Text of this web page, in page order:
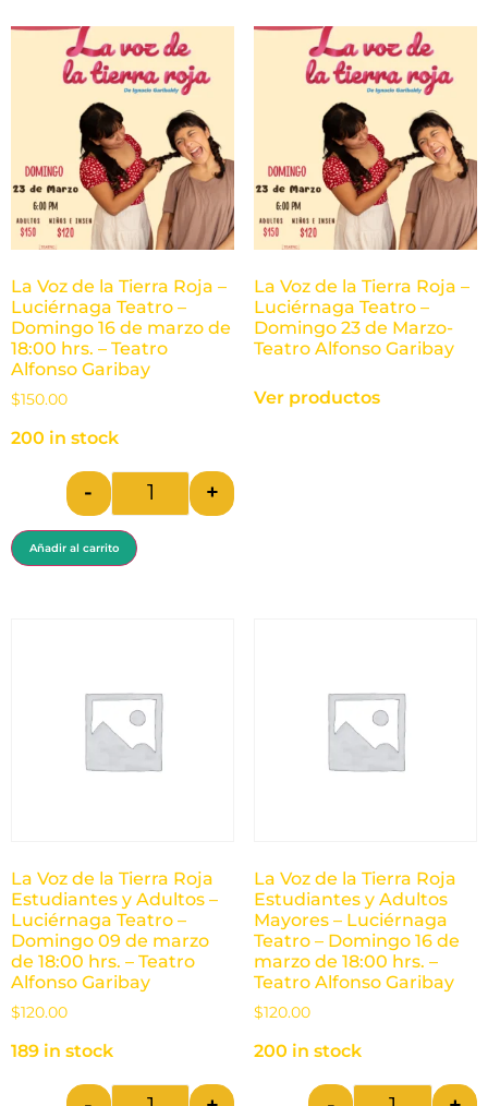
La Voz de la Tierra Roja –
Luciérnaga Teatro –
Domingo 16 de marzo de
18:00 hrs. – Teatro
Alfonso Garibay
$150.00
200 in stock
- +
Añadir al carrito
La Voz de la Tierra Roja –
Luciérnaga Teatro –
Domingo 23 de Marzo-
Teatro Alfonso Garibay
Ver productos
La Voz de la Tierra Roja
Estudiantes y Adultos –
Luciérnaga Teatro –
Domingo 09 de marzo
de 18:00 hrs. – Teatro
Alfonso Garibay
$120.00
189 in stock
La Voz de la Tierra Roja
Estudiantes y Adultos
Mayores – Luciérnaga
Teatro – Domingo 16 de
marzo de 18:00 hrs. –
Teatro Alfonso Garibay
$120.00
200 in stock